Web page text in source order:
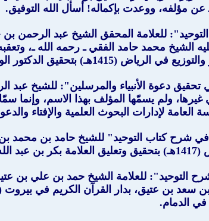
مؤلفه، ووعدت بإكماله! أسأل الله التوفيق.
": للعلامة المحقق الشيخ عبد الرحمن بن حسن آل الشيخ ـ رحمه الله ـ
الشيخ محمد حامد الفقي ـ رحمه الله ـ،
آل فريان في مجلدين، ثم طبع في مجلد، وهذا التحقيق هو الأفضل لحد الآن.
دعوة الأنبياء والمرسلين": للشيخ عبد
ولم يسمّها المؤلف بهذا الاسم، وإنما
العلمية والإفتاء والدعوة والإرشاد سنة (1404هـ) بتحقيق الشيخ إسماعيل
في شرح كتاب التوحيد" للشيخ حامد بن محمد
الله ـ.
التوحيد": للعلامة الشيخ حمد بن علي بن عتيق ـ رحمه الله ـ (ت: